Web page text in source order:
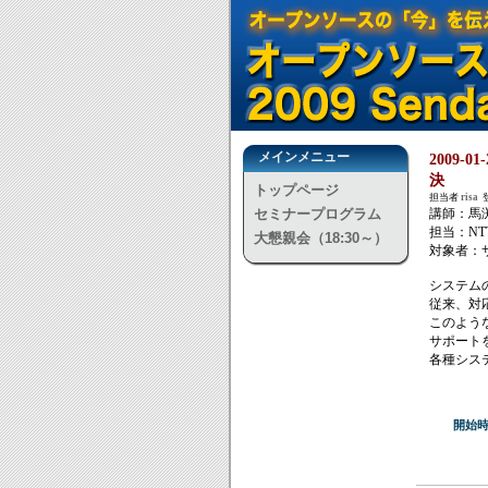
メインメニュー
トップページ
セミナープログラム
大懇親会（18:30～）
2009-
決
担当者 risa
講師：馬
担当：
対象者：
システム
従来、対
このよう
サポート
各種シス
開始